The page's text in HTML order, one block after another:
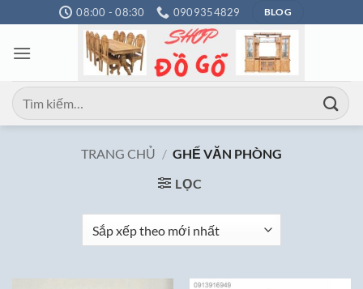
qua
nội
08:00 - 08:30 0909354829 BLOG
Tìm
kiếm:
TRANG CHỦ / GHẾ VĂN PHÒNG
LỌC